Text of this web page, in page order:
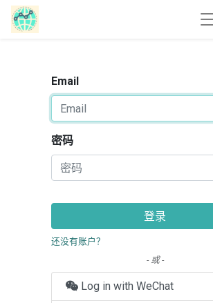
Email
密码
登录
还没有账户？
- 或 -
Log in with WeChat